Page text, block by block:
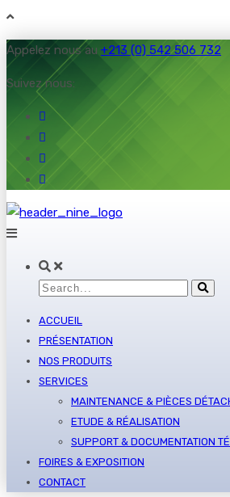
Appelez nous au +213 (0) 542 506 732
Suivez nous:
ACCUEIL
PRÉSENTATION
NOS PRODUITS
SERVICES
MAINTENANCE & PIÈCES
ETUDE & RÉALISATION
SUPPORT & DOCUMENTATION
FOIRES & EXPOSITION
CONTACT